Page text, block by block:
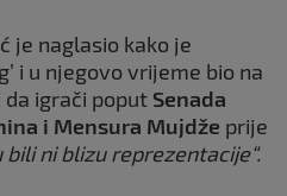
je naglasio kako je
i u njegovo vrijeme bio na
igrači poput Senada
i Mensura Mujdže prije
bili ni blizu reprezentacije“.